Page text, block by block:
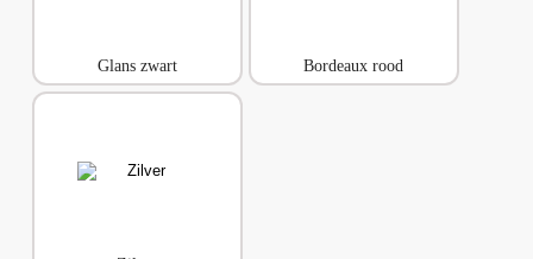
Glans zwart Bordeaux rood